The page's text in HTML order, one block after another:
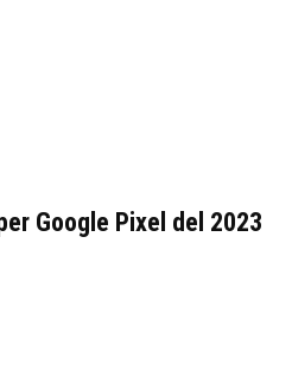
Google Pixel del 2023